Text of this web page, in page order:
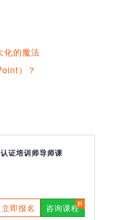
化的魔法
）？
证培训师导师课
立即报名 咨询课程